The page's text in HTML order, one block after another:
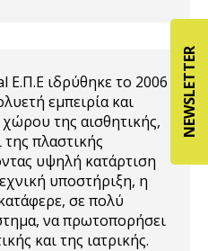
Ε.Π.Ε ιδρύθηκε το 2006
εμπειρία και
της αισθητικής,
πλαστικής
υψηλή κατάρτιση
υποστήριξη, η
σε πολύ
να πρωτοπορήσει
και της ιατρικής.
NEWSLETTER